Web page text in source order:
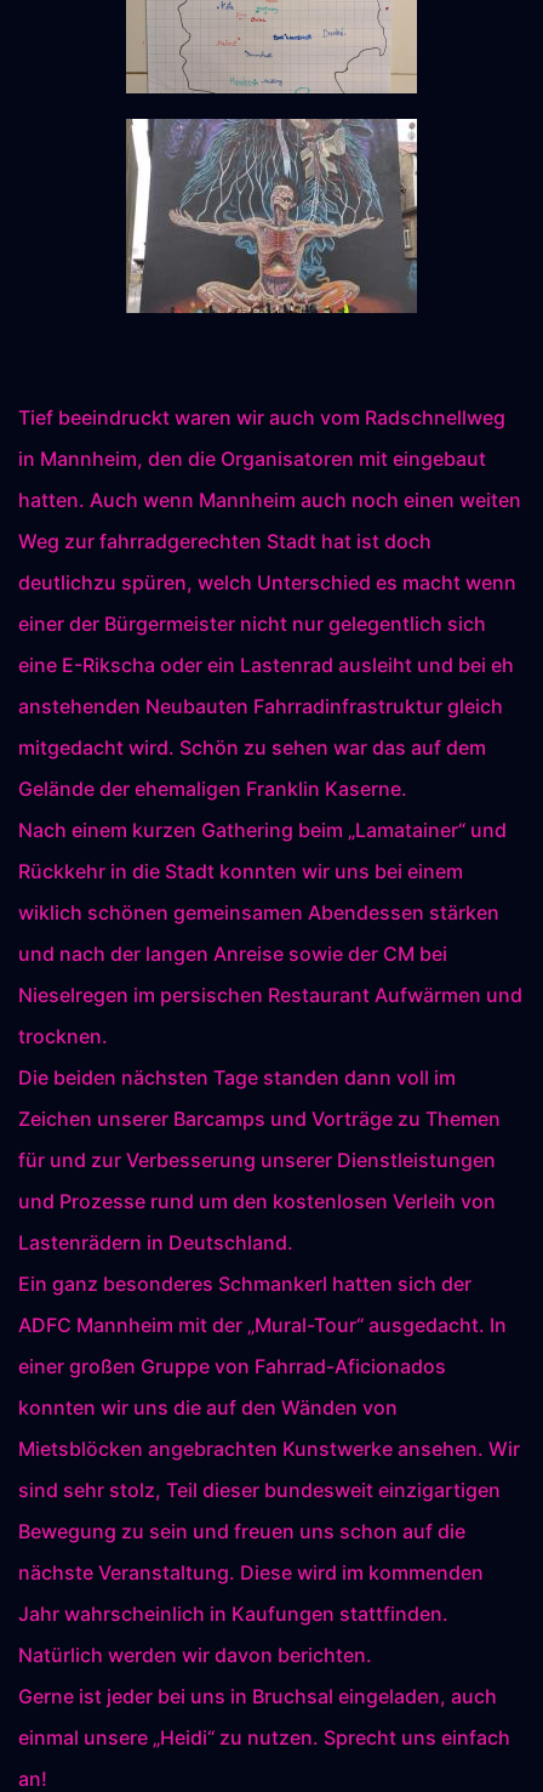
Tief beeindruckt waren wir auch vom Radschnellweg
in Mannheim, den die Organisatoren mit eingebaut
hatten. Auch wenn Mannheim auch noch einen weiten
Weg zur fahrradgerechten Stadt hat ist doch
deutlichzu spüren, welch Unterschied es macht wenn
einer der Bürgermeister nicht nur gelegentlich sich
eine E-Rikscha oder ein Lastenrad ausleiht und bei eh
anstehenden Neubauten Fahrradinfrastruktur gleich
mitgedacht wird. Schön zu sehen war das auf dem
Gelände der ehemaligen Franklin Kaserne.
Nach einem kurzen Gathering beim „Lamatainer“ und
Rückkehr in die Stadt konnten wir uns bei einem
wiklich schönen gemeinsamen Abendessen stärken
und nach der langen Anreise sowie der CM bei
Nieselregen im persischen Restaurant Aufwärmen und
trocknen.
Die beiden nächsten Tage standen dann voll im
Zeichen unserer Barcamps und Vorträge zu Themen
für und zur Verbesserung unserer Dienstleistungen
und Prozesse rund um den kostenlosen Verleih von
Lastenrädern in Deutschland.
Ein ganz besonderes Schmankerl hatten sich der
ADFC Mannheim mit der „Mural-Tour“ ausgedacht. In
einer großen Gruppe von Fahrrad-Aficionados
konnten wir uns die auf den Wänden von
Mietsblöcken angebrachten Kunstwerke ansehen. Wir
sind sehr stolz, Teil dieser bundesweit einzigartigen
Bewegung zu sein und freuen uns schon auf die
nächste Veranstaltung. Diese wird im kommenden
Jahr wahrscheinlich in Kaufungen stattfinden.
Natürlich werden wir davon berichten.
Gerne ist jeder bei uns in Bruchsal eingeladen, auch
einmal unsere „Heidi“ zu nutzen. Sprecht uns einfach
an!